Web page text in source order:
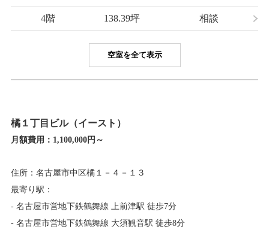
4階 138.39坪 相談
空室を全て表示
橘１丁目ビル（イースト）
月額費用： 1,100,000円～
住所：名古屋市中区橘１－４－１３
最寄り駅：
- 名古屋市営地下鉄鶴舞線 上前津駅 徒歩7分
- 名古屋市営地下鉄鶴舞線 大須観音駅 徒歩8分